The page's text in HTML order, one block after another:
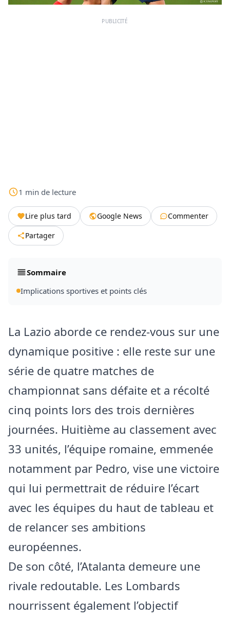
PUBLICITÉ
1 min de lecture
Lire plus tard Google News
Commenter
Partager
Sommaire
Implications sportives et points clés
La Lazio aborde ce rendez-vous sur une
dynamique positive : elle reste sur une
série de quatre matches de
championnat sans défaite et a récolté
cinq points lors des trois dernières
journées. Huitième au classement avec
33 unités, l’équipe romaine, emmenée
notamment par Pedro, vise une victoire
qui lui permettrait de réduire l’écart
avec les équipes du haut de tableau et
de relancer ses ambitions
européennes.
De son côté, l’Atalanta demeure une
rivale redoutable. Les Lombards
nourrissent également l’objectif